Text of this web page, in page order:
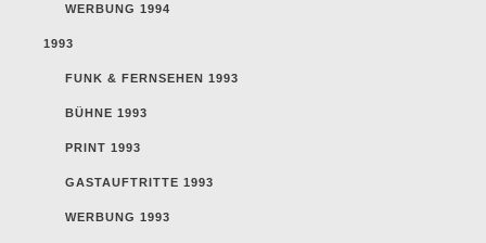
WERBUNG 1994
1993
FUNK & FERNSEHEN 1993
BÜHNE 1993
PRINT 1993
GASTAUFTRITTE 1993
WERBUNG 1993